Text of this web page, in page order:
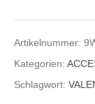
Artikelnummer:
Kategorien:
Schlagwort: